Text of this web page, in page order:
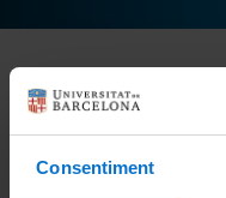
Consentiment
Ordenar